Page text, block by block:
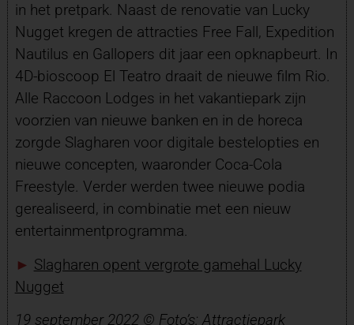
in het pretpark. Naast de renovatie van Lucky
Nugget kregen de attracties Free Fall, Expedition
Nautilus en Gallopers dit jaar een opknapbeurt. In
4D-bioscoop El Teatro draait de nieuwe film Rio.
Alle Raccoon Lodges in het vakantiepark zijn
voorzien van nieuwe banken en in de horeca
zorgde Slagharen voor digitale bestelopties en
nieuwe concepten, waaronder Coca-Cola
Freestyle. Verder werden twee nieuwe podia
gerealiseerd, in combinatie met een nieuw
entertainmentprogramma.
► Slagharen opent vergrote gamehal Lucky
Nugget
19 september 2022 © Foto’s: Attractiepark